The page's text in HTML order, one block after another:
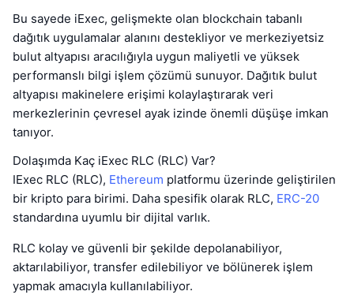
Bu sayede iExec, gelişmekte olan blockchain tabanlı
dağıtık uygulamalar alanını destekliyor ve merkeziyetsiz
bulut altyapısı aracılığıyla uygun maliyetli ve yüksek
performanslı bilgi işlem çözümü sunuyor. Dağıtık bulut
altyapısı makinelere erişimi kolaylaştırarak veri
merkezlerinin çevresel ayak izinde önemli düşüşe imkan
tanıyor.
Dolaşımda Kaç iExec RLC (RLC) Var?
IExec RLC (RLC), Ethereum platformu üzerinde geliştirilen
bir kripto para birimi. Daha spesifik olarak RLC, ERC-20
standardına uyumlu bir dijital varlık.
RLC kolay ve güvenli bir şekilde depolanabiliyor,
aktarılabiliyor, transfer edilebiliyor ve bölünerek işlem
yapmak amacıyla kullanılabiliyor.